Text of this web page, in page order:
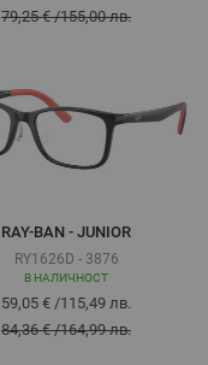
79,25 €/155,00 лв.
RAY-BAN - JUNIOR
RY1626D - 3876
В НАЛИЧНОСТ
59,05 € /115,49 лв.
84,36 €/164,99 лв.